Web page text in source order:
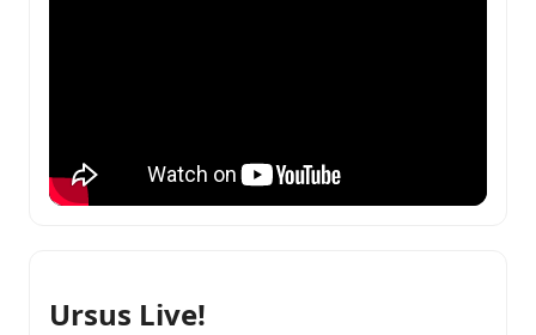
Ursus Live!